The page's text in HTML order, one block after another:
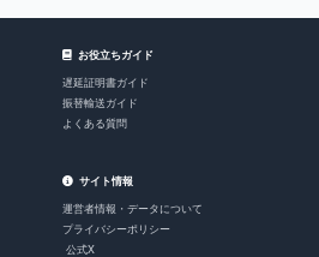
お役立ちガイド
遅延証明書ガイド
振替輸送ガイド
よくある質問
サイト情報
運営者情報・データについて
プライバシーポリシー
公式X